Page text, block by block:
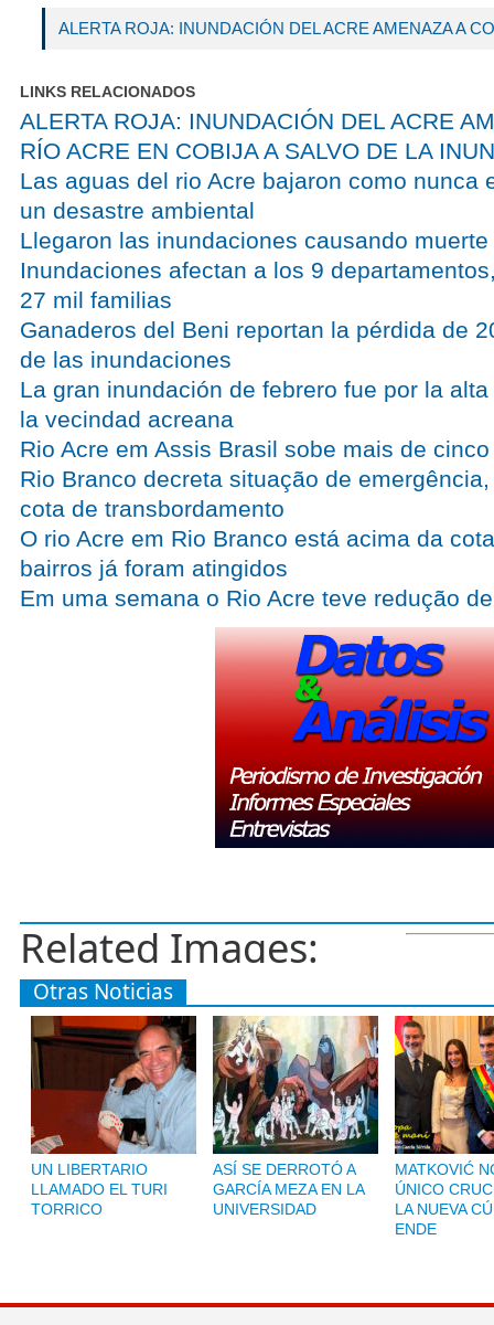
ALERTA ROJA: INUNDACIÓN DEL ACRE AMENAZA A
LINKS RELACIONADOS
ALERTA ROJA: INUNDACIÓN DEL ACRE
RÍO ACRE EN COBIJA A SALVO DE LA
Las aguas del rio Acre bajaron como nunca
un desastre ambiental
Llegaron las inundaciones causando
Inundaciones afectan a los 9
27 mil familias
Ganaderos del Beni reportan la pérdida de
de las inundaciones
La gran inundación de febrero fue por la
la vecindad acreana
Rio Acre em Assis Brasil sobe mais de
Rio Branco decreta situação de
cota de transbordamento
O rio Acre em Rio Branco está acima da
bairros já foram atingidos
Em uma semana o Rio Acre teve redução
Related Images:
Otras Noticias
UN LIBERTARIO
LLAMADO EL TURI
TORRICO
ASÍ SE DERROTÓ A
GARCÍA MEZA EN LA
UNIVERSIDAD
MATKOVIĆ
ÚNICO
LA NUEVA
ENDE